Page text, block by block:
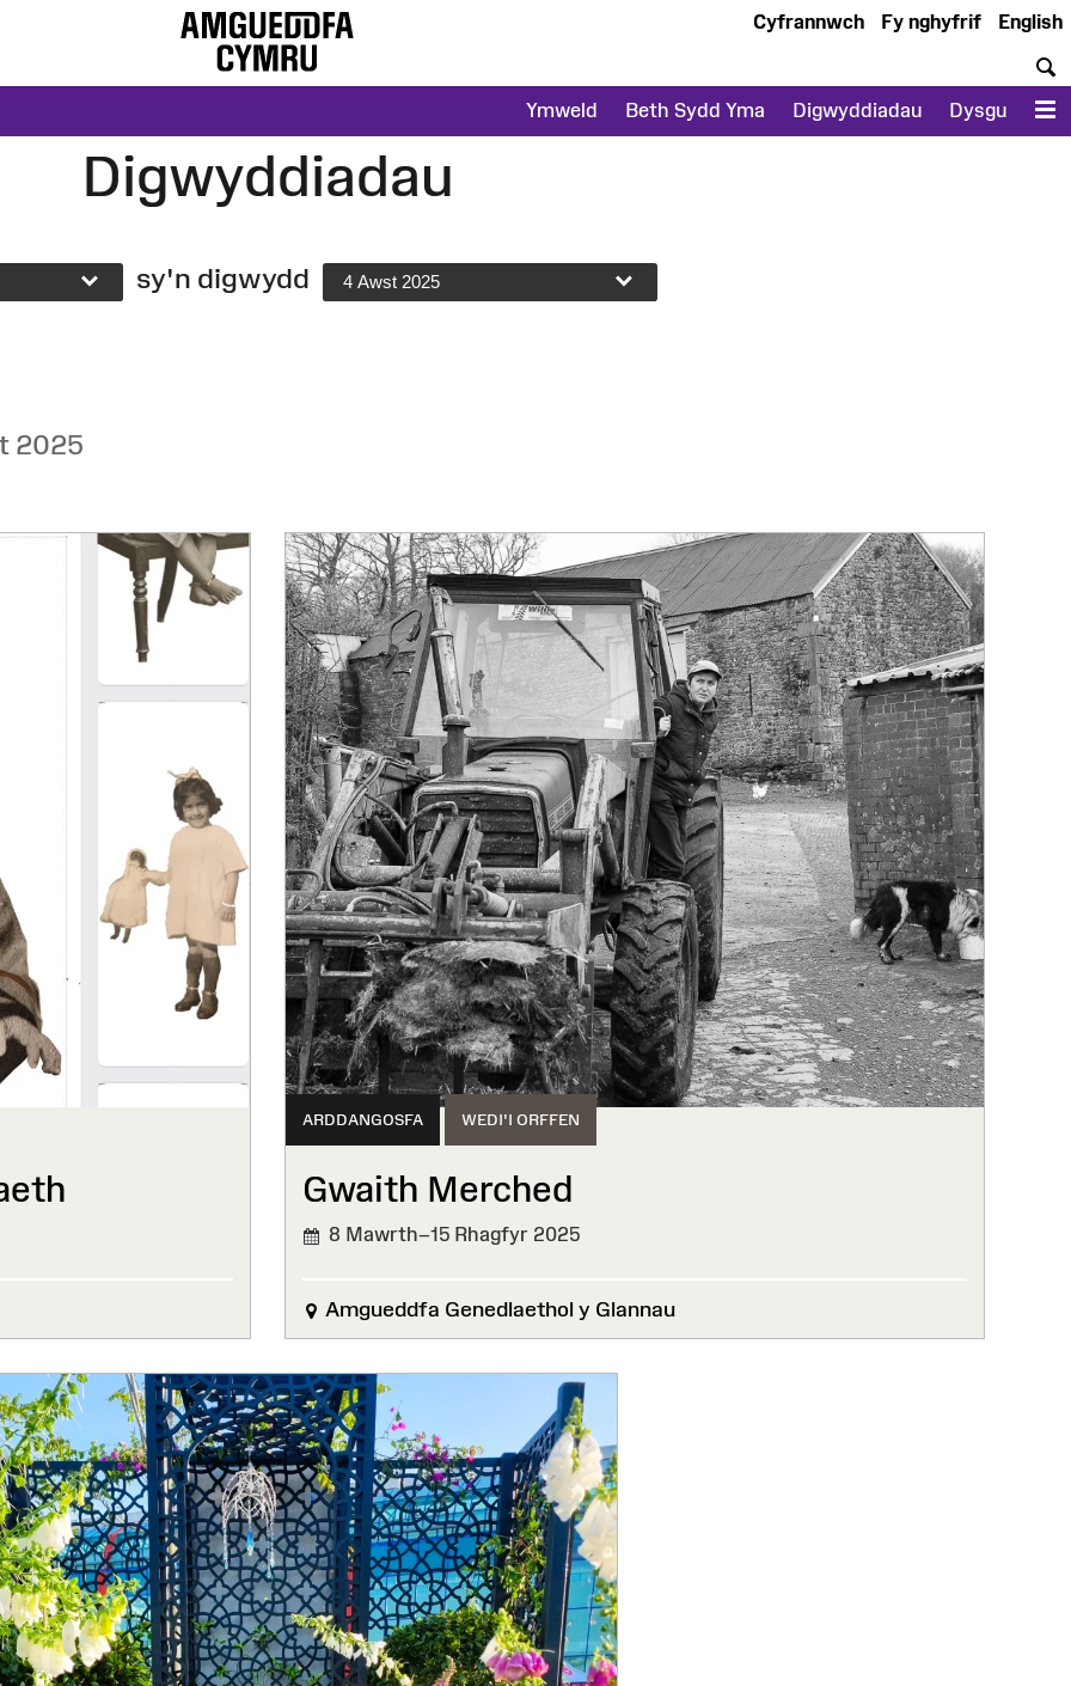
English
Fy nghyfrif
Cyfrannwch
Ymweld Beth Sydd Yma Digwyddiadau Dysgu
Digwyddiadau
sy'n digwydd 4 Awst 2025
2025
ARDDANGOSFA WEDI'I ORFFEN
Gwaith Merched
8 Mawrth–15 Rhagfyr 2025
WEDI'I
Amgueddfa Genedlaethol y Glannau